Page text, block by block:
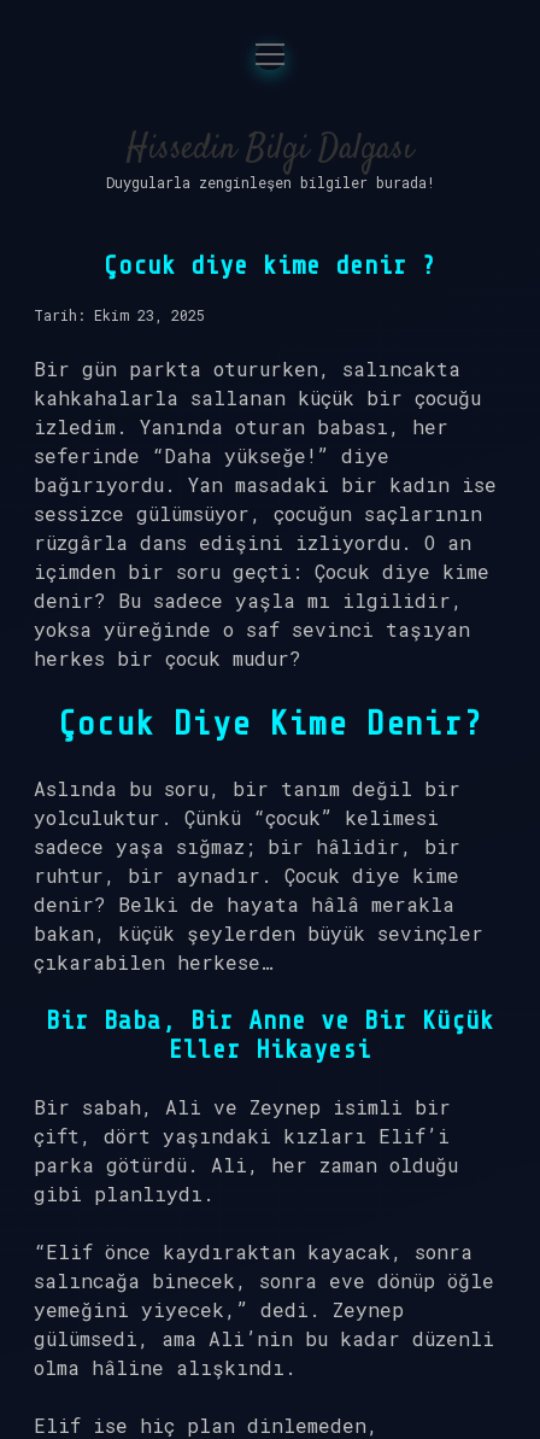
Anasayfa
Gizlilik Politikası
Yasal Uyarı
Hakkımızda
menüyü
aç
Hissedin Bilgi Dalgası
Duygularla zenginleşen bilgiler burada!
Çocuk diye kime denir ?
Tarih: Ekim 23, 2025
Bir gün parkta otururken, salıncakta
kahkahalarla sallanan küçük bir çocuğu
izledim. Yanında oturan babası, her
seferinde “Daha yükseğe!” diye
bağırıyordu. Yan masadaki bir kadın ise
sessizce gülümsüyor, çocuğun saçlarının
rüzgârla dans edişini izliyordu. O an
içimden bir soru geçti: Çocuk diye kime
denir? Bu sadece yaşla mı ilgilidir,
yoksa yüreğinde o saf sevinci taşıyan
herkes bir çocuk mudur?
Çocuk Diye Kime Denir?
Aslında bu soru, bir tanım değil bir
yolculuktur. Çünkü “çocuk” kelimesi
sadece yaşa sığmaz; bir hâlidir, bir
ruhtur, bir aynadır. Çocuk diye kime
denir? Belki de hayata hâlâ merakla
bakan, küçük şeylerden büyük sevinçler
çıkarabilen herkese…
Bir Baba, Bir Anne ve Bir Küçük
Eller Hikayesi
Bir sabah, Ali ve Zeynep isimli bir
çift, dört yaşındaki kızları Elif’i
parka götürdü. Ali, her zaman olduğu
gibi planlıydı.
“Elif önce kaydıraktan kayacak, sonra
salıncağa binecek, sonra eve dönüp öğle
yemeğini yiyecek,” dedi. Zeynep
gülümsedi, ama Ali’nin bu kadar düzenli
olma hâline alışkındı.
Elif ise hiç plan dinlemeden,